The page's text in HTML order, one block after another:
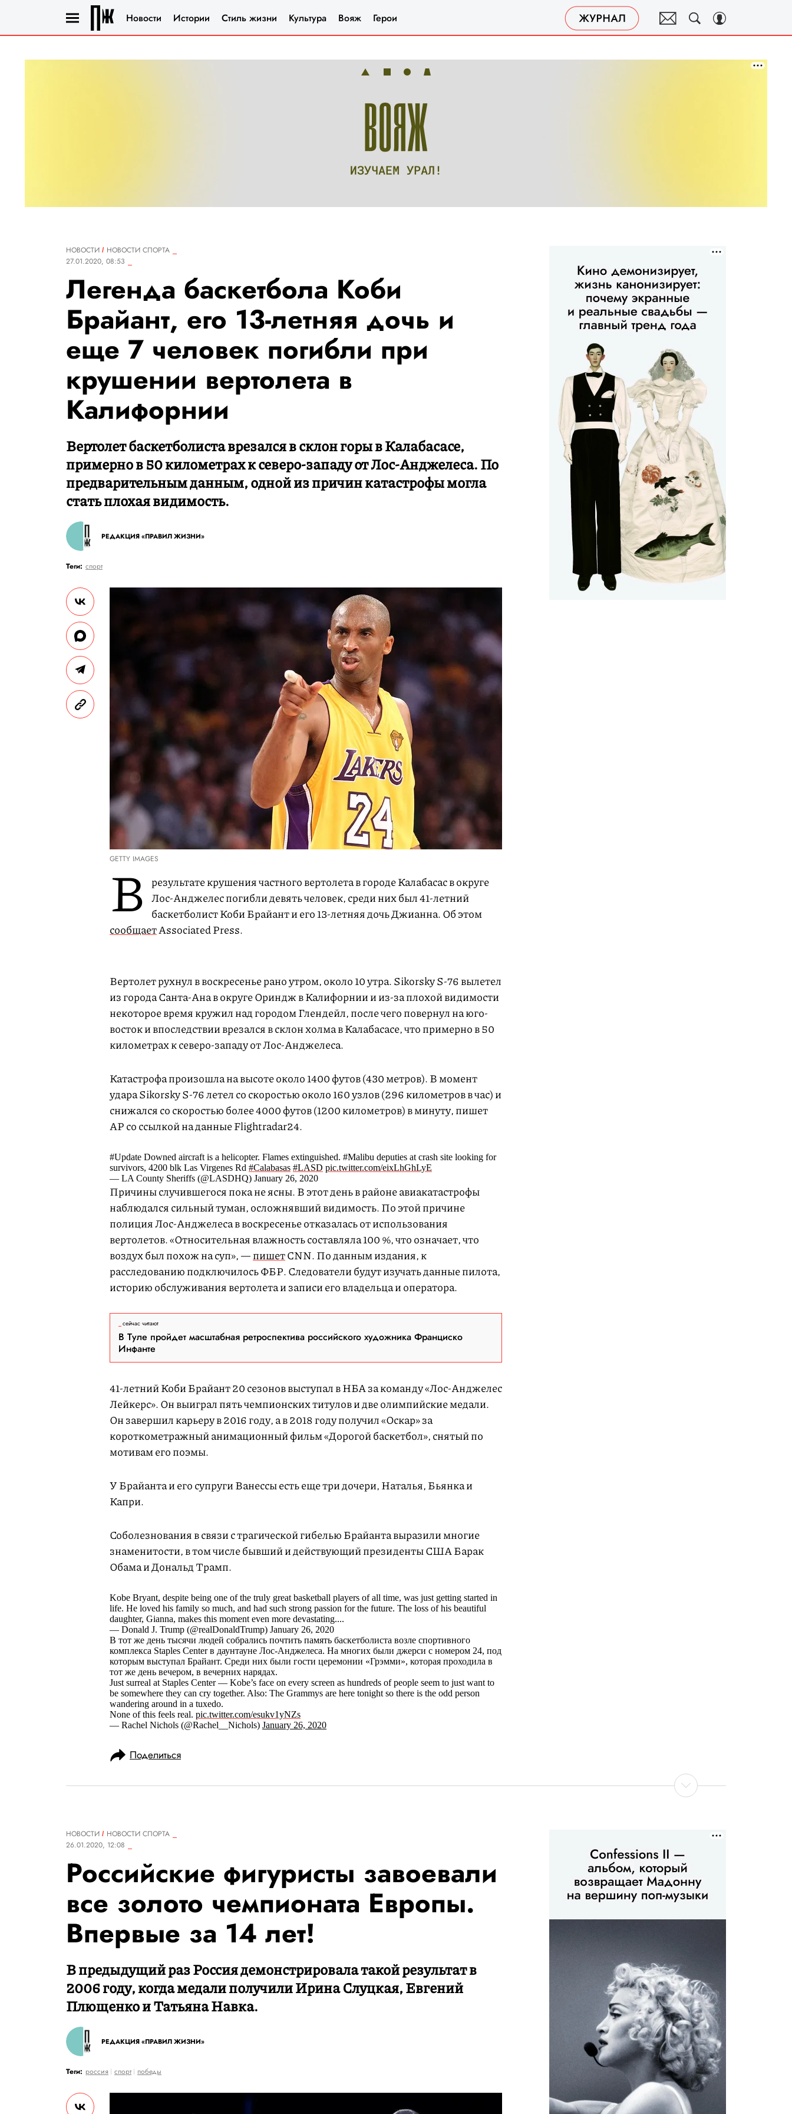
Новости Истории Стиль жизни Культура Вояж Герои
НОВОСТИ
НОВОСТИ СПОРТА
27.01.2020, 08:53
Легенда баскетбола Коби
Брайант, его 13-летняя дочь и
еще 7 человек погибли при
крушении вертолета в
Калифорнии
Вертолет баскетболиста врезался в склон горы в Калабасасе,
примерно в 50 километрах к северо-западу от Лос-Анджелеса. По
предварительным данным, одной из причин катастрофы могла
стать плохая видимость.
РЕДАКЦИЯ «ПРАВИЛ ЖИЗНИ»
Теги: спорт
GETTY IMAGES
В
результате крушения частного вертолета в городе Калабасас в округе
Лос-Анджелес погибли девять человек, среди них был 41-летний
баскетболист Коби Брайант и его 13-летняя дочь Джианна. Об этом
сообщаетAssociated Press.
Вертолет рухнул в воскресенье рано утром, около 10 утра. Sikorsky S-76 вылетел
из города Санта-Ана в округе Ориндж в Калифорнии и из-за плохой видимости
некоторое время кружил над городом Глендейл, после чего повернул на юго-
восток и впоследствии врезался в склон холма в Калабасасе, что примерно в 50
километрах к северо-западу от Лос-Анджелеса.
Катастрофа произошла на высоте около 1400 футов (430 метров). В момент
удара Sikorsky S-76 летел со скоростью около 160 узлов (296 километров в час) и
снижался со скоростью более 4000 футов (1200 километров) в минуту, пишет
AP со ссылкой на данные Flightradar24.
#Update Downed aircraft is a helicopter. Flames extinguished. #Malibu deputies at crash site looking for
survivors, 4200 blk Las Virgenes Rd #Calabasas #LASD pic.twitter.com/eixLhGhLyE
— LA County Sheriffs (@LASDHQ) January 26, 2020
Причины случившегося пока не ясны. В этот день в районе авиакатастрофы
наблюдался сильный туман, осложнявший видимость. По этой причине
полиция Лос-Анджелеса в воскресенье отказалась от использования
вертолетов. «Относительная влажность составляла 100 %, что означает, что
воздух был похож на суп», —пишетCNN. По данным издания, к
расследованию подключилось ФБР. Следователи будут изучать данные пилота,
историю обслуживания вертолета и записи его владельца и оператора.
сейчас читают
В Туле пройдет масштабная ретроспектива российского художника Франциско
Инфанте
41-летний Коби Брайант 20 сезонов выступал в НБА за команду «Лос-Анджелес
Лейкерс». Он выиграл пять чемпионских титулов и две олимпийские медали.
Он завершил карьеру в 2016 году, а в 2018 году получил «Оскар» за
короткометражный анимационный фильм «Дорогой баскетбол», снятый по
мотивам его поэмы.
У Брайанта и его супруги Ванессы есть еще три дочери, Наталья, Бьянка и
Капри.
Соболезнования в связи с трагической гибелью Брайанта выразили многие
знаменитости, в том числе бывший и действующий президенты США Барак
Обама и Дональд Трамп.
Kobe Bryant, despite being one of the truly great basketball players of all time, was just getting started in
life. He loved his family so much, and had such strong passion for the future. The loss of his beautiful
daughter, Gianna, makes this moment even more devastating....
— Donald J. Trump (@realDonaldTrump) January 26, 2020
В тот же день тысячи людей собрались почтить память баскетболиста возле спортивного
комплекса Staples Center в даунтауне Лос-Анджелеса. На многих были джерси с номером 24, под
которым выступал Брайант. Среди них были гости церемонии «Грэмми», которая проходила в
тот же день вечером, в вечерних нарядах.
Just surreal at Staples Center — Kobe’s face on every screen as hundreds of people seem to just want to
be somewhere they can cry together. Also: The Grammys are here tonight so there is the odd person
wandering around in a tuxedo.
None of this feels real. pic.twitter.com/esukv1yNZs
— Rachel Nichols (@Rachel__Nichols) January 26, 2020
Поделиться
НОВОСТИ
НОВОСТИ СПОРТА
26.01.2020, 12:08
Российские фигуристы завоевали
все золото чемпионата Европы.
Впервые за 14 лет!
В предыдущий раз Россия демонстрировала такой результат в
2006 году, когда медали получили Ирина Слуцкая, Евгений
Плющенко и Татьяна Навка.
РЕДАКЦИЯ «ПРАВИЛ ЖИЗНИ»
Теги: россия спорт победы